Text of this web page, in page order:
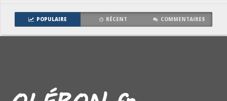
POPULAIRE RÉCENT COMMENTAIRES